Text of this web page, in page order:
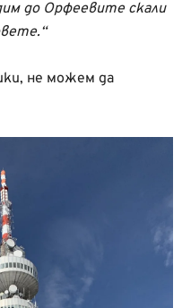
до Орфеевите скали
не можем да